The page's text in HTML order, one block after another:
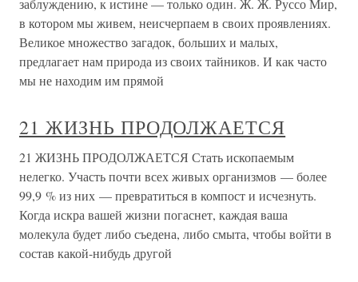
заблуждению, к истине — только один. Ж. Ж. Руссо Мир,
в котором мы живем, неисчерпаем в своих проявлениях.
Великое множество загадок, больших и малых,
предлагает нам природа из своих тайников. И как часто
мы не находим им прямой
21 ЖИЗНЬ ПРОДОЛЖАЕТСЯ
21 ЖИЗНЬ ПРОДОЛЖАЕТСЯ Стать ископаемым
нелегко. Участь почти всех живых организмов — более
99,9 % из них — превратиться в компост и исчезнуть.
Когда искра вашей жизни погаснет, каждая ваша
молекула будет либо съедена, либо смыта, чтобы войти в
состав какой-нибудь другой